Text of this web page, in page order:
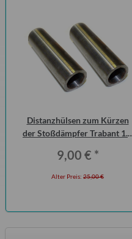
Distanzhülsen zum Kürzen
der Stoßdämpfer Trabant 1.1
9,00 € *
Alter Preis: 25,00 €